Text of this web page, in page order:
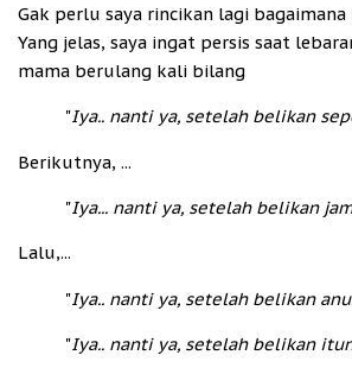
Gak perlu saya rincikan lagi bagaimana
Yang jelas, saya ingat persis saat
mama berulang kali bilang
"Iya.. nanti ya, setelah belikan
Berikutnya, ...
"Iya... nanti ya, setelah belikan
Lalu,...
"Iya.. nanti ya, setelah belikan
"Iya.. nanti ya, setelah belikan